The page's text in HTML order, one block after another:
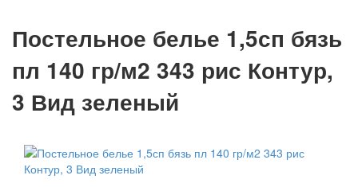
Постельное белье 1,5сп бязь
пл 140 гр/м2 343 рис Контур,
3 Вид зеленый